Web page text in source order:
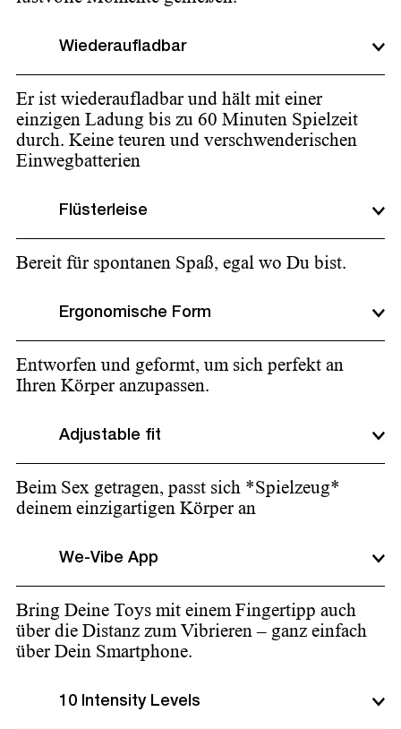
Wiederaufladbar
Er ist wiederaufladbar und hält mit einer
einzigen Ladung bis zu 60 Minuten Spielzeit
durch. Keine teuren und verschwenderischen
Einwegbatterien
Flüsterleise
Bereit für spontanen Spaß, egal wo Du bist.
Ergonomische Form
Entworfen und geformt, um sich perfekt an
Ihren Körper anzupassen.
Adjustable fit
Beim Sex getragen, passt sich *Spielzeug*
deinem einzigartigen Körper an
We-Vibe App
Bring Deine Toys mit einem Fingertipp auch
über die Distanz zum Vibrieren – ganz einfach
über Dein Smartphone.
10 Intensity Levels